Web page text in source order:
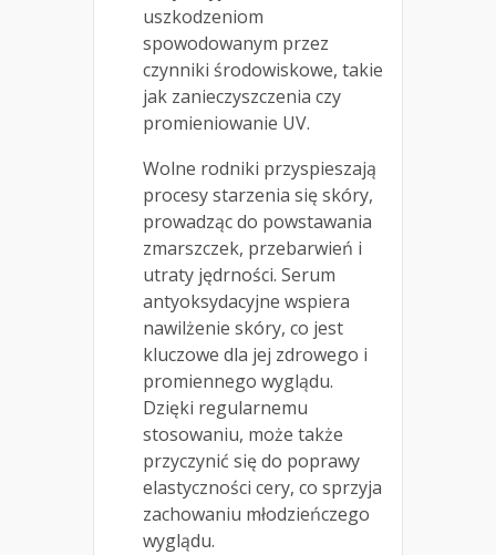
uszkodzeniom
spowodowanym przez
czynniki środowiskowe, takie
jak zanieczyszczenia czy
promieniowanie UV.
Wolne rodniki przyspieszają
procesy starzenia się skóry,
prowadząc do powstawania
zmarszczek, przebarwień i
utraty jędrności. Serum
antyoksydacyjne wspiera
nawilżenie skóry, co jest
kluczowe dla jej zdrowego i
promiennego wyglądu.
Dzięki regularnemu
stosowaniu, może także
przyczynić się do poprawy
elastyczności cery, co sprzyja
zachowaniu młodzieńczego
wyglądu.